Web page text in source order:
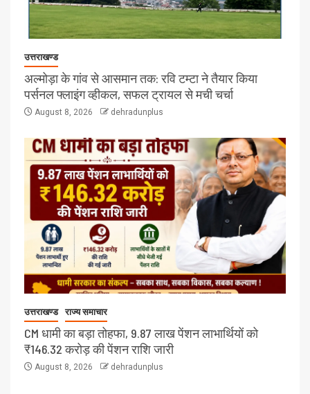
उत्तराखण्ड
अल्मोड़ा के गांव से आसमान तक: रवि टम्टा ने तैयार किया
पर्सनल फ्लाइंग व्हीकल, सफल ट्रायल से मची चर्चा
August 8, 2026 dehradunplus
उत्तराखण्ड राज्य समाचार
CM धामी का बड़ा तोहफा, 9.87 लाख पेंशन लाभार्थियों को
₹146.32 करोड़ की पेंशन राशि जारी
August 8, 2026 dehradunplus